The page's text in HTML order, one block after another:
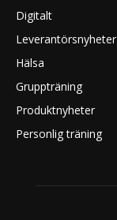
Digitalt
Leverantörsnyheter
Hälsa
Gruppträning
Produktnyheter
Personlig träning